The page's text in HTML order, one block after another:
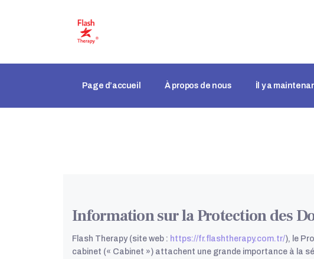
Page d’accueil À propos de nous İl y a
À
İL
FR
Information sur la Protection des
Flash Therapy (site web : https://fr.flashtherapy.com.tr/), le
cabinet (« Cabinet ») attachent une grande importance à la